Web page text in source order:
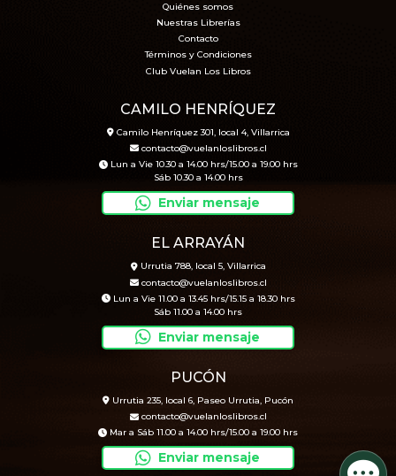
Quiénes somos
Nuestras Librerías
Contacto
Términos y Condiciones
Club Vuelan Los Libros
CAMILO HENRÍQUEZ
Camilo Henríquez 301, local 4, Villarrica
contacto@vuelanloslibros.cl
Lun a Vie 10.30 a 14.00 hrs/15.00 a 19.00 hrs
Sáb 10.30 a 14.00 hrs
Enviar mensaje
EL ARRAYÁN
Urrutia 788, local 5, Villarrica
contacto@vuelanloslibros.cl
Lun a Vie 11.00 a 13.45 hrs/15.15 a 18.30 hrs
Sáb 11.00 a 14.00 hrs
Enviar mensaje
PUCÓN
Urrutia 235, local 6, Paseo Urrutia, Pucón
contacto@vuelanloslibros.cl
Mar a Sáb 11.00 a 14.00 hrs/15.00 a 19.00 hrs
Enviar mensaje